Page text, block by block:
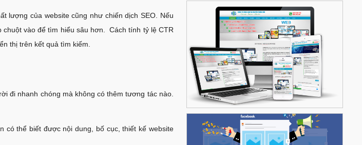
lượng của website cũng như chiến dịch SEO. Nếu
vào để tìm hiểu sâu hơn. Cách tính tỷ lệ CTR
thị trên kết quả tìm kiếm.
đi nhanh chóng mà không có thêm tương tác nào.
có thể biết được nội dung, bố cục, thiết kế website